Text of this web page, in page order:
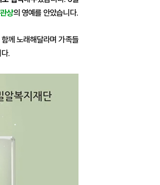
상의 영예를 안았습니다.
께 노래해달라며 가족들
.